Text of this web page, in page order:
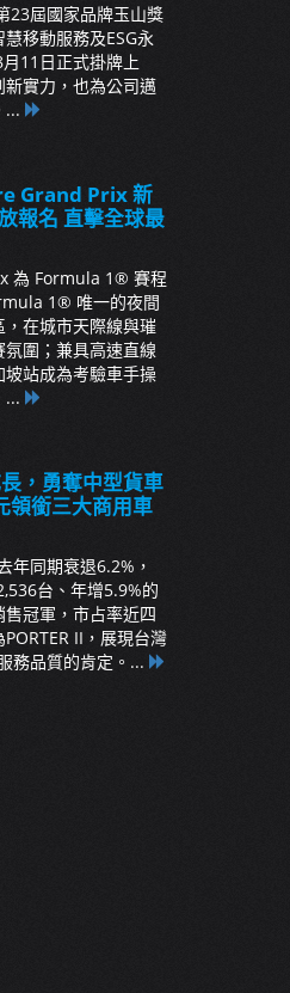
23屆國家品牌玉山獎
移動服務及ESG永
11日正式掛牌上
實力，也為公司邁
...
Grand Prix 新
報名 直擊全球最
為 Formula 1® 賽程
1® 唯一的夜間
在城市天際線與璀
圍；兼具高速直線
站成為考驗車手操
...
，勇奪中型貨車
領銜三大商用車
年同期衰退6.2%，
台、年增5.9%的
冠軍，市占率近四
II，展現台灣
務品質的肯定。...